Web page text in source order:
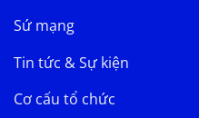
Sứ mạng
Tin tức & Sự kiện
Cơ cấu tổ chức